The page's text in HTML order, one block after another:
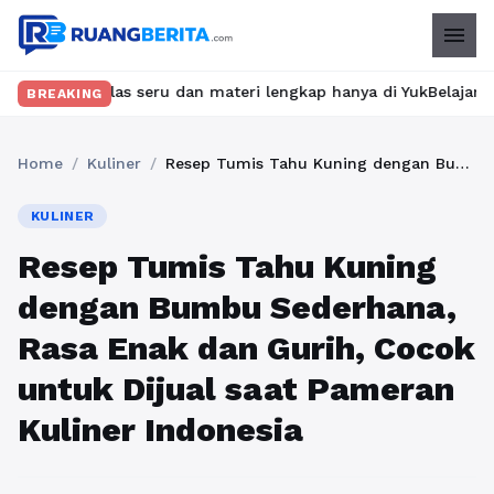
menu
BREAKING
seru dan materi lengkap hanya di YukBelajar.com.
Home / Kuliner / Resep Tumis Tahu Kuning dengan Bumbu Sederhana, Rasa Enak dan Gurih, Cocok untuk Dijual saat Pameran Kuliner Indonesia
KULINER
Resep Tumis Tahu Kuning
dengan Bumbu Sederhana,
Rasa Enak dan Gurih, Cocok
untuk Dijual saat Pameran
Kuliner Indonesia